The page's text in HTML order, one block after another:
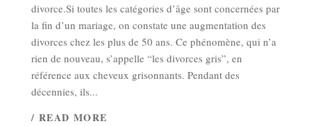
divorce.Si toutes les catégories d’âge sont concernées par
la fin d’un mariage, on constate une augmentation des
divorces chez les plus de 50 ans. Ce phénomène, qui n’a
rien de nouveau, s’appelle “les divorces gris”, en
référence aux cheveux grisonnants. Pendant des
décennies, ils...
/ READ MORE